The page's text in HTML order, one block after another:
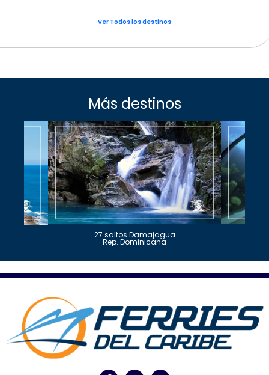
Ver Todos los destinos
Más destinos
27 saltos Damajagua
Rep. Dominicana